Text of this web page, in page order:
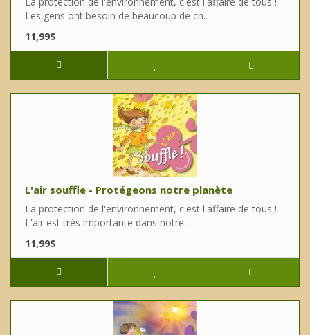
Les gens ont besoin de beaucoup de ch..
11,99$
L'air souffle - Protégeons notre planète
La protection de l'environnement, c'est l'affaire de tous !
L'air est très importante dans notre ..
11,99$